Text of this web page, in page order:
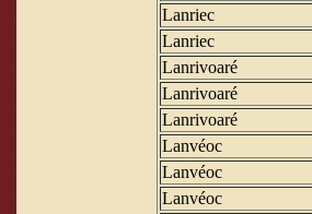
Lanriec
Lanriec
Lanrivoaré
Lanrivoaré
Lanrivoaré
Lanvéoc
Lanvéoc
Lanvéoc